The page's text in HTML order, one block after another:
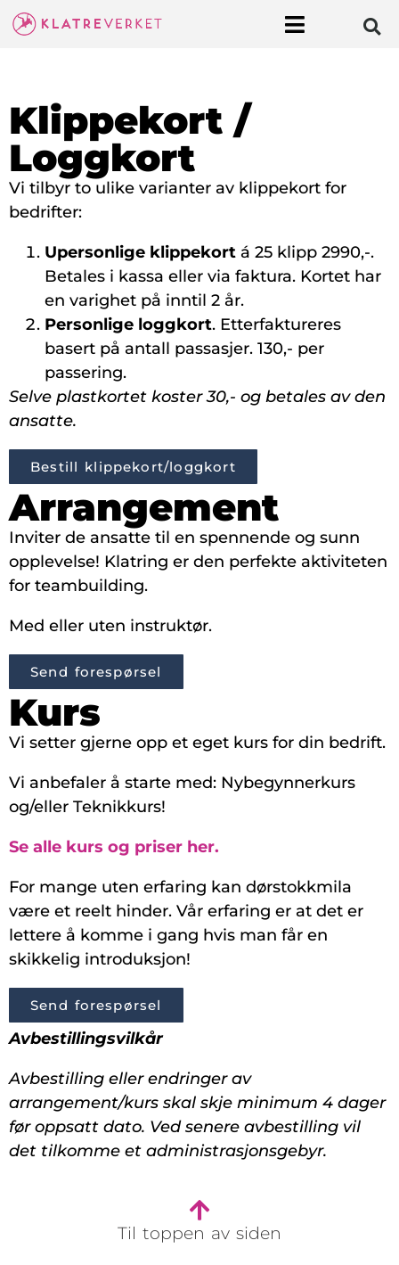
Klippekort /
Loggkort
Vi tilbyr to ulike varianter av klippekort for
bedrifter:
Upersonlige klippekort á 25 klipp 2990,-.
Betales i kassa eller via faktura. Kortet har
en varighet på inntil 2 år.
Personlige loggkort. Etterfaktureres
basert på antall passasjer. 130,- per
passering.
Selve plastkortet koster 30,- og betales av den
ansatte.
Bestill klippekort/loggkort
Arrangement
Inviter de ansatte til en spennende og sunn
opplevelse! Klatring er den perfekte aktiviteten
for teambuilding.
Med eller uten instruktør.
Send forespørsel
Kurs
Vi setter gjerne opp et eget kurs for din bedrift.
Vi anbefaler å starte med: Nybegynnerkurs
og/eller Teknikkurs!
Se alle kurs og priser her.
For mange uten erfaring kan dørstokkmila
være et reelt hinder. Vår erfaring er at det er
lettere å komme i gang hvis man får en
skikkelig introduksjon!
Send forespørsel
Avbestillingsvilkår
Avbestilling eller endringer av
arrangement/kurs skal skje minimum 4 dager
før oppsatt dato. Ved senere avbestilling vil
det tilkomme et administrasjonsgebyr.
Til toppen av siden